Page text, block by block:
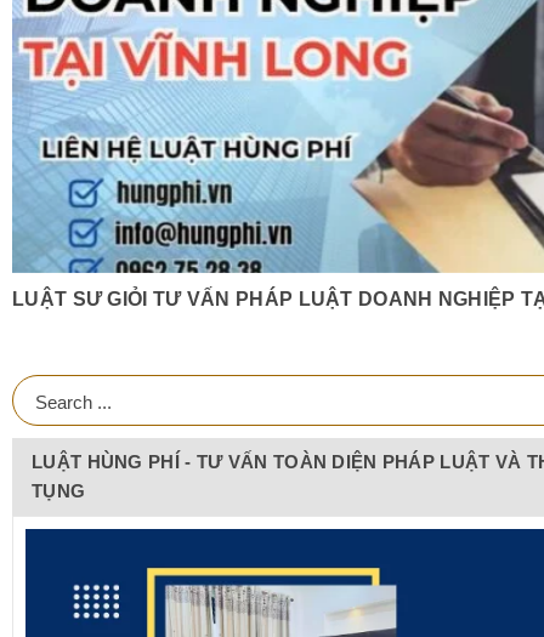
LUẬT SƯ GIỎI TƯ VẤN PHÁP LUẬT DOANH NGHIỆP
LUẬT HÙNG PHÍ - TƯ VẤN TOÀN DIỆN PHÁP LUẬT VÀ
TỤNG